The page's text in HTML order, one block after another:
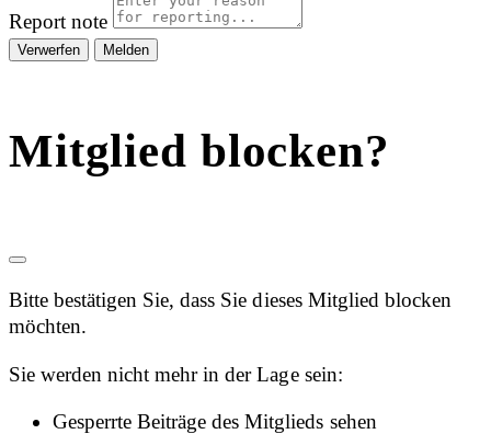
Report note
Melden
Mitglied blocken?
Bitte bestätigen Sie, dass Sie dieses Mitglied blocken
möchten.
Sie werden nicht mehr in der Lage sein:
Gesperrte Beiträge des Mitglieds sehen